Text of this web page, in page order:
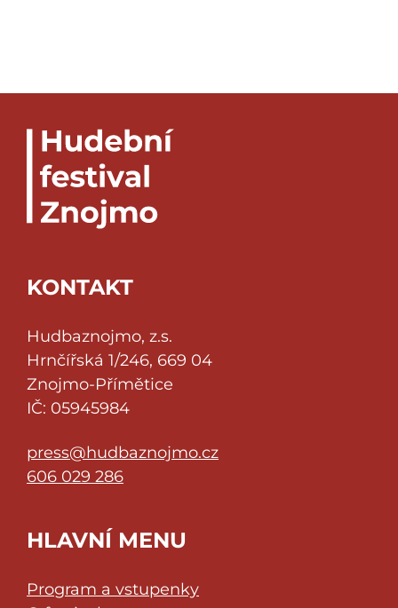
KONTAKT
Hudbaznojmo, z.s.
Hrnčířská 1/246, 669 04
Znojmo-Přímětice
IČ: 05945984
press@hudbaznojmo.cz
606 029 286
HLAVNÍ MENU
Program a vstupenky